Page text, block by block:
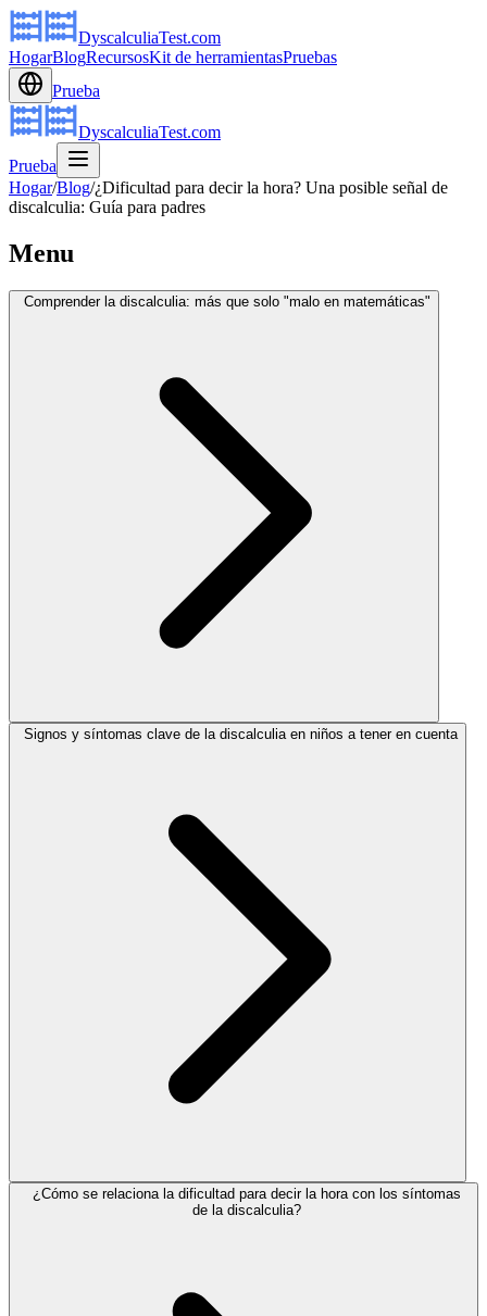
DyscalculiaTest.com
HogarBlogRecursosKit de herramientasPruebas
Prueba
DyscalculiaTest.com
Prueba
Hogar/Blog/¿Dificultad para decir la hora? Una posible señal de
discalculia: Guía para padres
Menu
Comprender la discalculia: más que solo "malo en matemáticas"
Signos y síntomas clave de la discalculia en niños a tener en cuenta
¿Cómo se relaciona la dificultad para decir la hora con los síntomas
de la discalculia?